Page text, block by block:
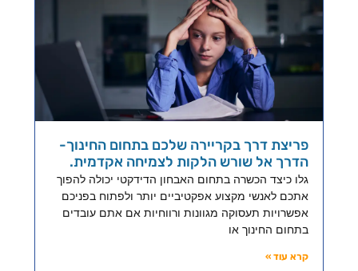
פריצת דרך בקריירה שלכם בתחום החינוך-
הדרך אל שורש הלקות לצמיחה אקדמית.
גלו כיצד הכשרה בתחום האבחון הדידקטי יכולה להפוך
אתכם לאנשי מקצוע אפקטיביים יותר ולפתוח בפניכם
אפשרויות תעסוקה מגוונות ורווחיות אם אתם עובדים
בתחום החינוך או
קרא עוד »